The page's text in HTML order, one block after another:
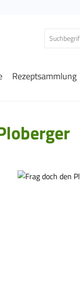
Rezeptsammlung